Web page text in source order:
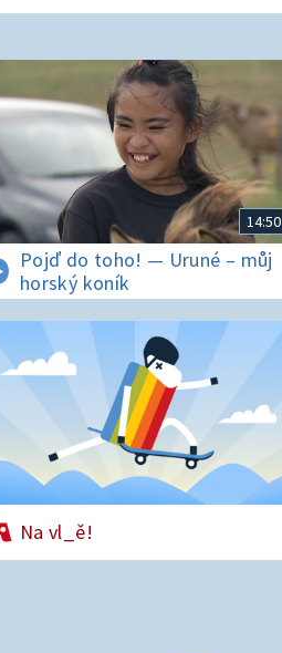
14:50
Pojď do toho! — Uruné – můj
horský koník
Na vl_ě!